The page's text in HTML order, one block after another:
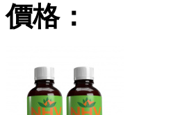
價格：